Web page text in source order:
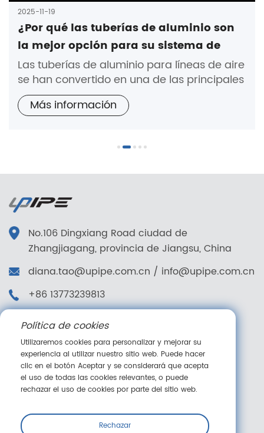
2025-11-19
¿Por qué las tuberías de aluminio son
la mejor opción para su sistema de
línea de aire?
Las tuberías de aluminio para líneas de aire
se han convertido en una de las principales
opciones en muchas aplicaciones
industriales debido a su durabilidad,
Más información
No.106 Dingxiang Road ciudad de
Zhangjiagang, provincia de Jiangsu, China
diana.tao@upipe.com.cn / info@upipe.com.cn
+86 13773239813
+86 13773239813
Síganos
Política de cookies
Utilizaremos cookies para personalizar y mejorar su
experiencia al utilizar nuestro sitio web. Puede hacer
clic en el botón Aceptar y se considerará que acepta
el uso de todas las cookies relevantes, o puede
rechazar el uso de cookies por parte del sitio web.
Rechazar